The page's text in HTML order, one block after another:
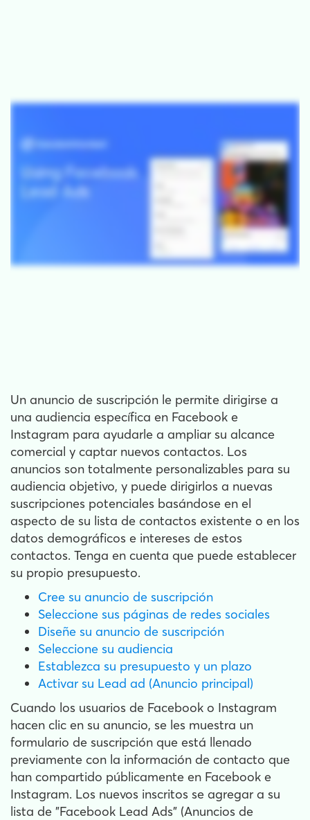
Un anuncio de suscripción le permite dirigirse a
una audiencia específica en Facebook e
Instagram para ayudarle a ampliar su alcance
comercial y captar nuevos contactos. Los
anuncios son totalmente personalizables para su
audiencia objetivo, y puede dirigirlos a nuevas
suscripciones potenciales basándose en el
aspecto de su lista de contactos existente o en los
datos demográficos e intereses de estos
contactos. Tenga en cuenta que puede establecer
su propio presupuesto.
Cree su anuncio de suscripción
Seleccione sus páginas de redes sociales
Diseñe su anuncio de suscripción
Seleccione su audiencia
Establezca su presupuesto y un plazo
Activar su Lead ad (Anuncio principal)
Cuando los usuarios de Facebook o Instagram
hacen clic en su anuncio, se les muestra un
formulario de suscripción que está llenado
previamente con la información de contacto que
han compartido públicamente en Facebook e
Instagram. Los nuevos inscritos se agregar a su
lista de "Facebook Lead Ads" (Anuncios de